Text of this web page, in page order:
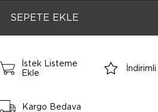
İstek Listeme
Ekle
Kargo Bedava